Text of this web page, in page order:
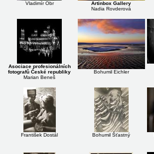
Vladimír Obr
Artinbox Gallery
Nadia Rovderová
Asociace profesionálních
fotografů České republiky
Marian Beneš
Bohumil Eichler
František Dostál Bohumil Šťastný